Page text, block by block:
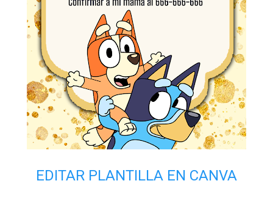
EDITAR PLANTILLA EN CANVA